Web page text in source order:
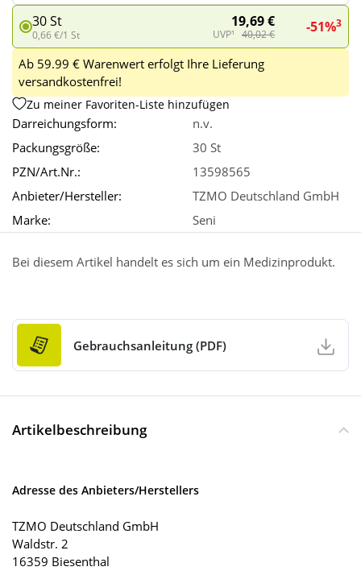
30 St
0,66 €/1 St
19,69 €
UVP¹ 40,02 € -51%3
Ab 59.99 € Warenwert erfolgt Ihre Lieferung
versandkostenfrei!
Zu meiner Favoriten-Liste hinzufügen
Darreichungsform:
n.v.
Packungsgröße:
30 St
PZN/Art.Nr.:
13598565
Anbieter/Hersteller:
TZMO Deutschland GmbH
Marke:
Seni
Bei diesem Artikel handelt es sich um ein Medizinprodukt.
Gebrauchsanleitung (PDF)
Artikelbeschreibung
Adresse des Anbieters/Herstellers
TZMO Deutschland GmbH
Waldstr. 2
16359 Biesenthal